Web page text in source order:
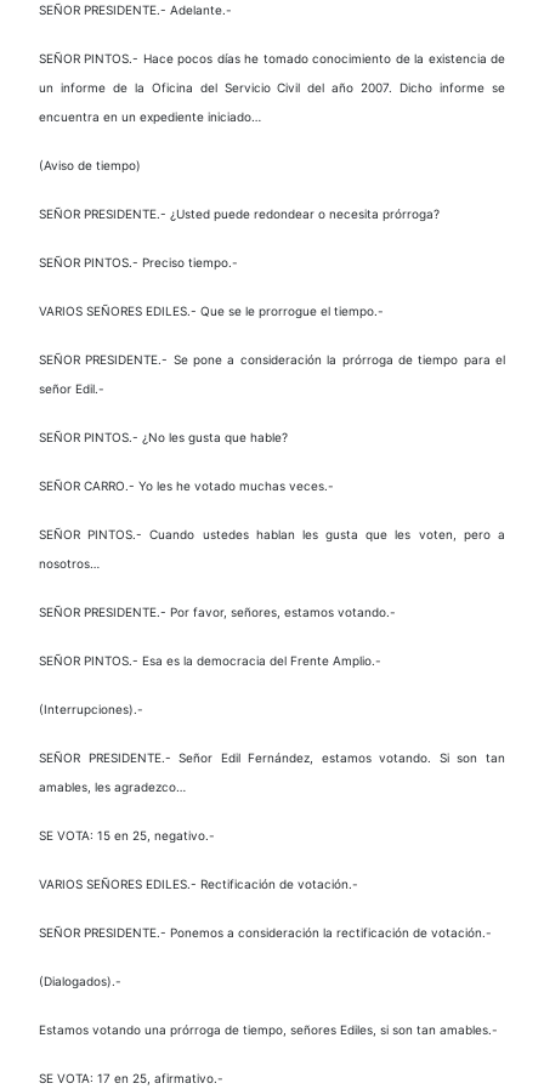
SEÑOR PRESIDENTE.- Adelante.-
SEÑOR PINTOS.- Hace pocos días he tomado conocimiento de la existencia de
un informe de la Oficina del Servicio Civil del año 2007. Dicho informe se
encuentra en un expediente iniciado…
(Aviso de tiempo)
SEÑOR PRESIDENTE.- ¿Usted puede redondear o necesita prórroga?
SEÑOR PINTOS.- Preciso tiempo.-
VARIOS SEÑORES EDILES.- Que se le prorrogue el tiempo.-
SEÑOR PRESIDENTE.- Se pone a consideración la prórroga de tiempo para el
señor Edil.-
SEÑOR PINTOS.- ¿No les gusta que hable?
SEÑOR CARRO.- Yo les he votado muchas veces.-
SEÑOR PINTOS.- Cuando ustedes hablan les gusta que les voten, pero a
nosotros…
SEÑOR PRESIDENTE.- Por favor, señores, estamos votando.-
SEÑOR PINTOS.- Esa es la democracia del Frente Amplio.-
(Interrupciones).-
SEÑOR PRESIDENTE.- Señor Edil Fernández, estamos votando. Si son tan
amables, les agradezco…
SE VOTA: 15 en 25, negativo.-
VARIOS SEÑORES EDILES.- Rectificación de votación.-
SEÑOR PRESIDENTE.- Ponemos a consideración la rectificación de votación.-
(Dialogados).-
Estamos votando una prórroga de tiempo, señores Ediles, si son tan amables.-
SE VOTA: 17 en 25, afirmativo.-